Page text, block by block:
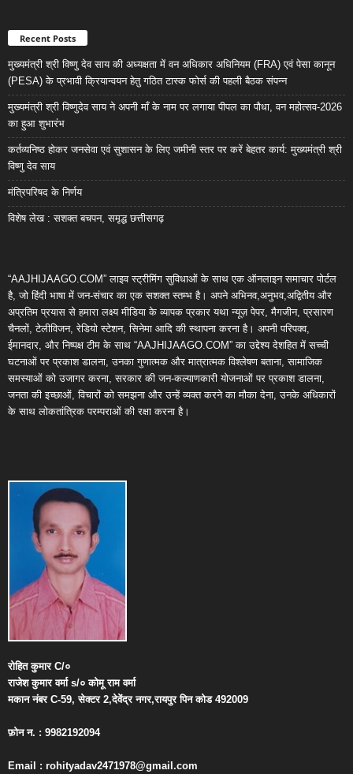
Recent Posts
मुख्यमंत्री श्री विष्णु देव साय की अध्यक्षता में वन अधिकार अधिनियम (FRA) एवं पेसा कानून
(PESA) के प्रभावी क्रियान्वयन हेतु गठित टास्क फोर्स की पहली बैठक संपन्न
मुख्यमंत्री श्री विष्णुदेव साय ने अपनी माँ के नाम पर लगाया पीपल का पौधा, वन महोत्सव-2026
का हुआ शुभारंभ
कर्तव्यनिष्ठ होकर जनसेवा एवं सुशासन के लिए जमीनी स्तर पर करें बेहतर कार्य: मुख्यमंत्री श्री
विष्णु देव साय
मंत्रिपरिषद के निर्णय
विशेष लेख : सशक्त बचपन, समृद्ध छत्तीसगढ़
“AAJHIJAAGO.COM” लाइव स्ट्रीमिंग सुविधाओं के साथ एक ऑनलाइन समाचार पोर्टल
है, जो हिंदी भाषा में जन-संचार का एक सशक्त स्तम्भ है। अपने अभिनव,अनुभव,अद्वितीय और
अप्रतिम प्रयास से हमारा लक्ष्य मीडिया के व्यापक प्रकार यथा न्यूज़ पेपर, मैगजीन, प्रसारण
चैनलों, टेलीविजन, रेडियो स्टेशन, सिनेमा आदि की स्थापना करना है। अपनी परिपक्व,
ईमानदार, और निष्पक्ष टीम के साथ “AAJHIJAAGO.COM” का उद्देश्य देशहित में सच्ची
घटनाओं पर प्रकाश डालना, उनका गुणात्मक और मात्रात्मक विश्लेषण बताना, सामाजिक
समस्याओं को उजागर करना, सरकार की जन-कल्याणकारी योजनाओं पर प्रकाश डालना,
जनता की इच्छाओं, विचारों को समझना और उन्हें व्यक्त करने का मौका देना, उनके अधिकारों
के साथ लोकतांत्रिक परम्पराओं की रक्षा करना है।
रोहित कुमारC/०
राजेश कुमार वर्माs/० कोमू राम वर्मा
मकान नंबरC-59,सेक्टर2,देवेंद्र नगर,रायपुर पिन कोड492009
फ़ोन न. : 9982192094
Email : rohityadav2471978@gmail.com